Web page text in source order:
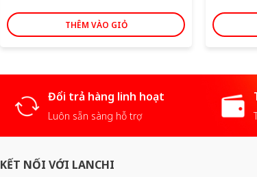
51,000 ₫.
THÊM VÀO GIỎ
Đổi trả hàng linh hoạt
Luôn sẵn sàng hỗ trợ
KẾT NỐI VỚI LANCHI